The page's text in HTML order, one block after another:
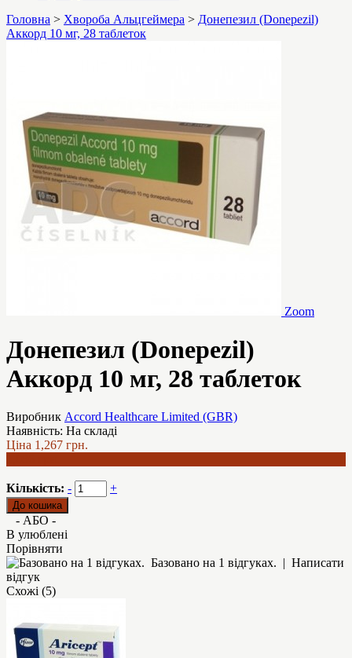
Головна > Хвороба Альцгеймера > Донепезил (Donepezil)
Аккорд 10 мг, 28 таблеток
Zoom
Донепезил (Donepezil)
Аккорд 10 мг, 28 таблеток
Виробник Accord Healthcare Limited (GBR)
Наявність: На складі
Ціна 1,267 грн.
Кількість: - +
- АБО -
В улюблені
Порівняти
Базовано на 1 відгуках. | Написати
відгук
Схожі (5)